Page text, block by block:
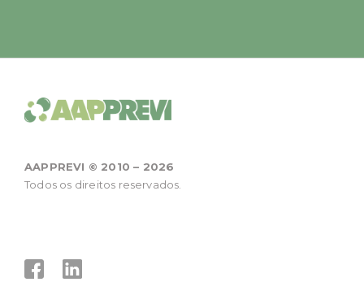
AAPPREVI © 2010 – 2026
Todos os direitos reservados.